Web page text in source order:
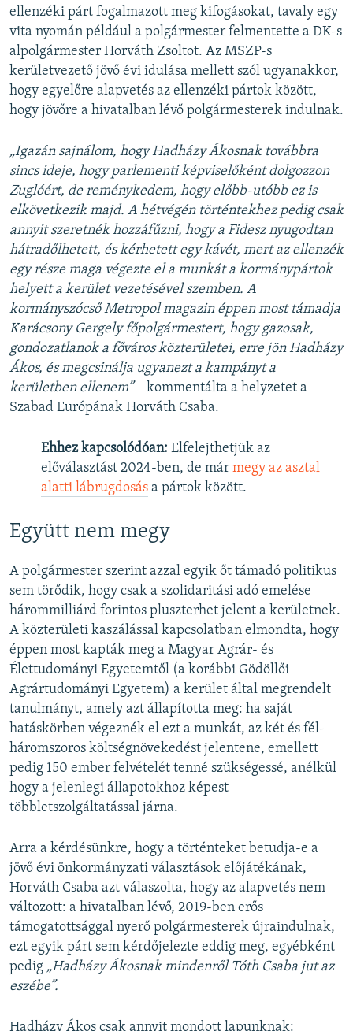
ellenzéki párt fogalmazott meg kifogásokat, tavaly egy
vita nyomán például a polgármester felmentette a DK-s
alpolgármester Horváth Zsoltot. Az MSZP-s
kerületvezető jövő évi idulása mellett szól ugyanakkor,
hogy egyelőre alapvetés az ellenzéki pártok között,
hogy jövőre a hivatalban lévő polgármesterek indulnak.
„Igazán sajnálom, hogy Hadházy Ákosnak továbbra
sincs ideje, hogy parlementi képviselőként dolgozzon
Zuglóért, de reménykedem, hogy előbb-utóbb ez is
elkövetkezik majd. A hétvégén történtekhez pedig csak
annyit szeretnék hozzáfűzni, hogy a Fidesz nyugodtan
hátradőlhetett, és kérhetett egy kávét, mert az ellenzék
egy része maga végezte el a munkát a kormánypártok
helyett a kerület vezetésével szemben. A
kormányszócső Metropol magazin éppen most támadja
Karácsony Gergely főpolgármestert, hogy gazosak,
gondozatlanok a főváros közterületei, erre jön Hadházy
Ákos, és megcsinálja ugyanezt a kampányt a
kerületben ellenem”– kommentálta a helyzetet a
Szabad Európának Horváth Csaba.
Ehhez kapcsolódóan: Elfelejthetjük az
előválasztást 2024-ben, de már megy az asztal
alatti lábrugdosás a pártok között.
Együtt nem megy
A polgármester szerint azzal egyik őt támadó politikus
sem törődik, hogy csak a szolidaritási adó emelése
hárommilliárd forintos pluszterhet jelent a kerületnek.
A közterületi kaszálással kapcsolatban elmondta, hogy
éppen most kapták meg a Magyar Agrár- és
Élettudományi Egyetemtől (a korábbi Gödöllői
Agrártudományi Egyetem) a kerület által megrendelt
tanulmányt, amely azt állapította meg: ha saját
hatáskörben végeznék el ezt a munkát, az két és fél-
háromszoros költségnövekedést jelentene, emellett
pedig 150 ember felvételét tenné szükségessé, anélkül
hogy a jelenlegi állapotokhoz képest
többletszolgáltatással járna.
Arra a kérdésünkre, hogy a történteket betudja-e a
jövő évi önkormányzati választások előjátékának,
Horváth Csaba azt válaszolta, hogy az alapvetés nem
változott: a hivatalban lévő, 2019-ben erős
támogatottsággal nyerő polgármesterek újraindulnak,
ezt egyik párt sem kérdőjelezte eddig meg, egyébként
pedig „Hadházy Ákosnak mindenről Tóth Csaba jut az
eszébe”.
Hadházy Ákos csak annyit mondott lapunknak: